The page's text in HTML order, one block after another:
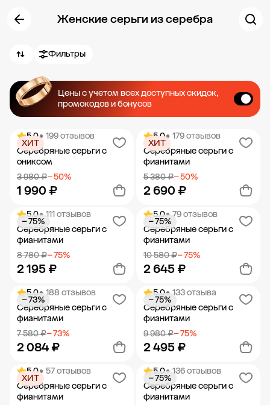
Женские серьги из серебра
Фильтры
Цены с учетом всех доступных скидок,
промокодов и бонусов
5.0• 199 отзывов
Серебряные серьги с
ониксом
3 980 ₽− 50%
1 990 ₽
ХИТ
Добавить в корзину
5.0• 179 отзывов
Серебряные серьги с
фианитами
5 380 ₽− 50%
2 690 ₽
ХИТ
Добавить в корзину
5.0• 111 отзывов
Серебряные серьги с
фианитами
8 780 ₽− 75%
2 195 ₽
− 75%
Добавить в корзину
5.0• 79 отзывов
Серебряные серьги с
фианитами
10 580 ₽− 75%
2 645 ₽
− 75%
Добавить в корзину
5.0• 188 отзывов
Серебряные серьги с
фианитами
7 580 ₽− 73%
2 084 ₽
− 73%
Добавить в корзину
5.0• 133 отзыва
Серебряные серьги с
фианитами
9 980 ₽− 75%
2 495 ₽
− 75%
Добавить в корзину
5.0• 57 отзывов
Серебряные серьги с
фианитами
ХИТ
5.0• 136 отзывов
Серебряные серьги с
фианитами
− 75%